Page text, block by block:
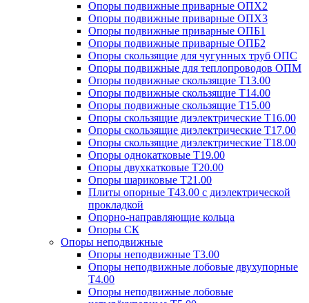
Опоры подвижные приварные ОПХ2
Опоры подвижные приварные ОПХ3
Опоры подвижные приварные ОПБ1
Опоры подвижные приварные ОПБ2
Опоры скользящие для чугунных труб ОПС
Опоры подвижные для теплопроводов ОПМ
Опоры подвижные скользящие Т13.00
Опоры подвижные скользящие Т14.00
Опоры подвижные скользящие Т15.00
Опоры скользящие диэлектрические Т16.00
Опоры скользящие диэлектрические Т17.00
Опоры скользящие диэлектрические Т18.00
Опоры однокатковые Т19.00
Опоры двухкатковые Т20.00
Опоры шариковые Т21.00
Плиты опорные Т43.00 с диэлектрической
прокладкой
Опорно-направляющие кольца
Опоры СК
Опоры неподвижные
Опоры неподвижные Т3.00
Опоры неподвижные лобовые двухупорные
Т4.00
Опоры неподвижные лобовые